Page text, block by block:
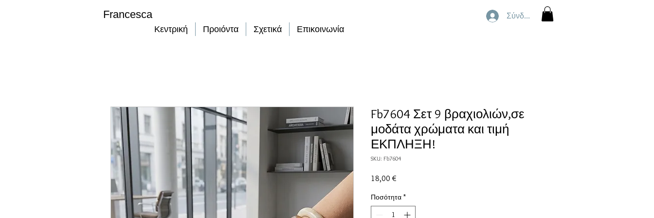
Κεντρική Προιόντα Σχετικά Επικοινωνία
Σύνδεση
Fb7604 Σετ 9 βραχιολιών,σε
μοδάτα χρώματα και τιμή
ΕΚΠΛΗΞΗ!
SKU: Fb7604
18,00 €
Ποσότητα *
Francesca